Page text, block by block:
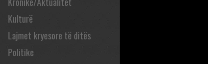
Kulturë
Lajmet kryesore të ditës
Politike